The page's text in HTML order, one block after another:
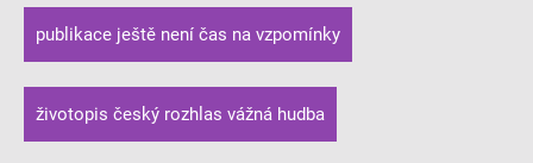
publikace ještě není čas na vzpomínky
životopis český rozhlas vážná hudba